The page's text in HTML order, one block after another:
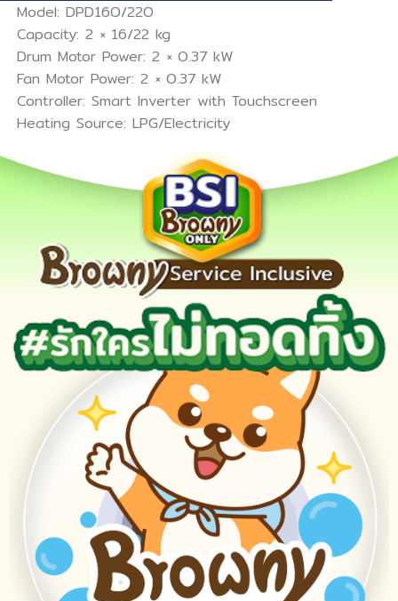
Model: DPD16O/22O
Capacity: 2 × 16/22 kg
Drum Motor Power: 2 × O.37 kW
Fan Motor Power: 2 × O.37 kW
Controller: Smart Inverter with Touchscreen
Heating Source: LPG/Electricity